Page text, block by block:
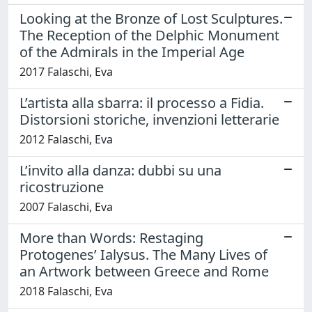
Looking at the Bronze of Lost Sculptures.
The Reception of the Delphic Monument
of the Admirals in the Imperial Age
2017 Falaschi, Eva
L’artista alla sbarra: il processo a Fidia.
Distorsioni storiche, invenzioni letterarie
2012 Falaschi, Eva
L’invito alla danza: dubbi su una
ricostruzione
2007 Falaschi, Eva
More than Words: Restaging
Protogenes’ Ialysus. The Many Lives of
an Artwork between Greece and Rome
2018 Falaschi, Eva